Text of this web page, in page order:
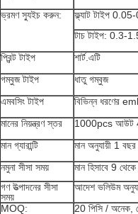
ভ্রমণ স্যুইচ করুন:
ফ্ল্যাট টাইপ 0.05-
টাচ টাইপ: 0.3-
প্রিন্ট টাইপ
শার্ট.এটি
গম্বুজ টাইপ
ধাতু গম্বুজ
এমবসিং টাইপ
বিভিন্ন ধরণের
মানের নিয়ন্ত্রণ স্তর
1000pcs আউট 4
মান গ্যারান্টি
মান অনুযায়ী 1
নমুনা সীসা সময়
মান হিসাবে 9
গণ উত্পাদনের সীসা
সময়
আদেশ ভলিউম
MOQ:
20 পিসি / অনেক,